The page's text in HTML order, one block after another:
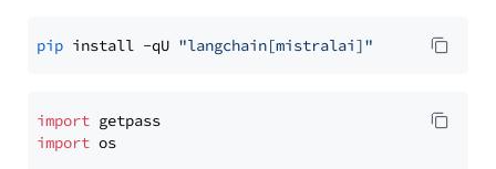
pip install -qU "langchain[mistralai]"
import
import os